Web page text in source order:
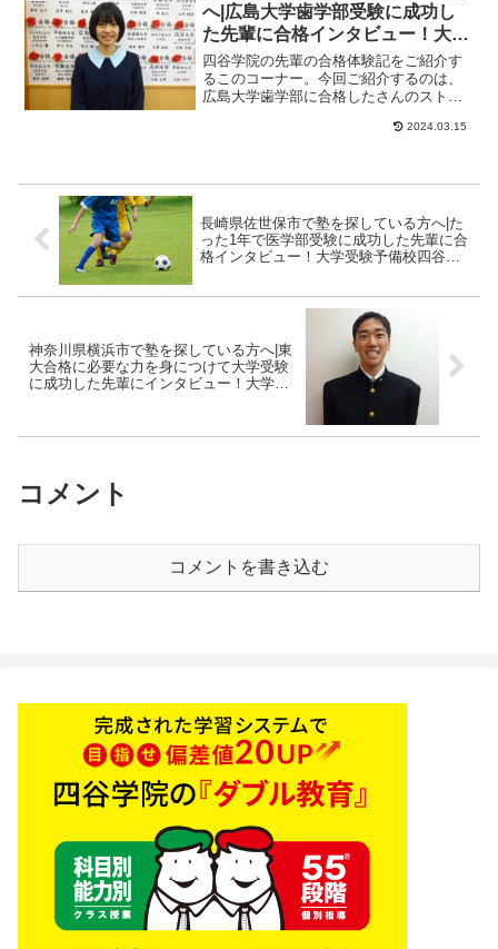
へ|広島大学歯学部受験に成功し
た先輩に合格インタビュー！大学
受験予備校四谷学院
四谷学院の先輩の合格体験記をご紹介す
るこのコーナー。今回ご紹介するのは、
広島大学歯学部に合格したさんのストー
2024.03.15
長崎県佐世保市で塾を探している方へ|た
った1年で医学部受験に成功した先輩に合
格インタビュー！大学受験予備校四谷学
神奈川県横浜市で塾を探している方へ|東
大合格に必要な力を身につけて大学受験
に成功した先輩にインタビュー！大学受
コメント
コメントを書き込む